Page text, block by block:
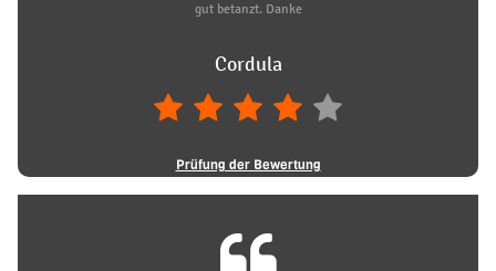
gut betanzt. Danke
Cordula
Prüfung der Bewertung